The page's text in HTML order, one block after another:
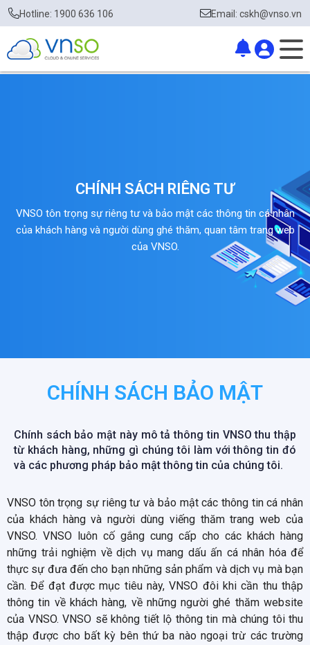
Hotline: 1900 636 106 Email: cskh@vnso.vn
CHÍNH SÁCH RIÊNG TƯ
VNSO tôn trọng sự riêng tư và bảo mật các thông tin cá nhân
của khách hàng và người dùng ghé thăm, quan tâm trang web
của VNSO.
CHÍNH SÁCH BẢO MẬT
Chính sách bảo mật này mô tả thông tin VNSO thu thập
từ khách hàng, những gì chúng tôi làm với thông tin đó
và các phương pháp bảo mật thông tin của chúng tôi.
VNSO tôn trọng sự riêng tư và bảo mật các thông tin cá nhân
của khách hàng và người dùng viếng thăm trang web của
VNSO. VNSO luôn cố gắng cung cấp cho các khách hàng
những trải nghiệm về dịch vụ mang dấu ấn cá nhân hóa để
thực sự đưa đến cho bạn những sản phẩm và dịch vụ mà bạn
cần. Để đạt được mục tiêu này, VNSO đôi khi cần thu thập
thông tin về khách hàng, về những người ghé thăm website
của VNSO. VNSO sẽ không tiết lộ thông tin mà chúng tôi thu
thập được cho bất kỳ bên thứ ba nào ngoại trừ các trường